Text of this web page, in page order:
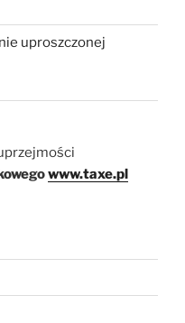
uproszczonej
www.taxe.pl